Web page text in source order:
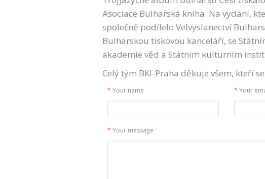
Asociace Bulharská kniha. Na vydání,
společně podílelo Velvyslanectví
Bulharskou tiskovou kanceláří, se
akademie věd a Státním kulturním
Celý tým BKI-Praha děkuje všem, kteří
* Your name * Your
* Your message